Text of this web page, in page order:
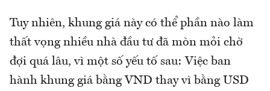
Tuy nhiên, khung giá này có thể phần nào làm
thất vọng nhiều nhà đầu tư đã mòn mỏi chờ
đợi quá lâu, vì một số yếu tố sau: Việc ban
hành khung giá bằng VND thay vì bằng USD